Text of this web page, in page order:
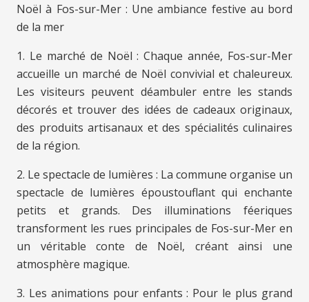
Noël à Fos-sur-Mer : Une ambiance festive au bord
de la mer
1. Le marché de Noël : Chaque année, Fos-sur-Mer
accueille un marché de Noël convivial et chaleureux.
Les visiteurs peuvent déambuler entre les stands
décorés et trouver des idées de cadeaux originaux,
des produits artisanaux et des spécialités culinaires
de la région.
2. Le spectacle de lumières : La commune organise un
spectacle de lumières époustouflant qui enchante
petits et grands. Des illuminations féeriques
transforment les rues principales de Fos-sur-Mer en
un véritable conte de Noël, créant ainsi une
atmosphère magique.
3. Les animations pour enfants : Pour le plus grand